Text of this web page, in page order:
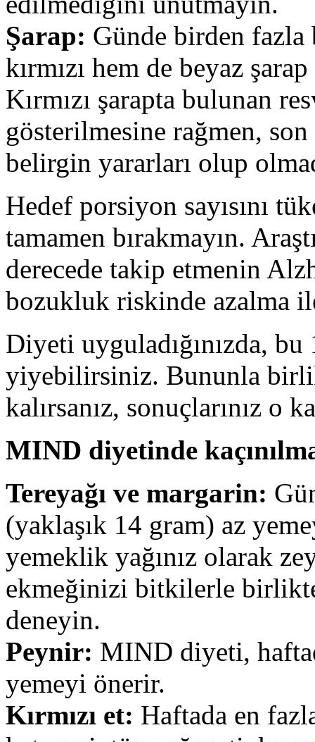
Şarap: Günde birden fazla
kırmızı hem de beyaz
Kırmızı şarapta bulunan
gösterilmesine rağmen,
belirgin yararları olup
Hedef porsiyon sayısını
tamamen bırakmayın.
derecede takip etmenin
bozukluk riskinde azalma
Diyeti uyguladığınızda, bu
yiyebilirsiniz. Bununla
kalırsanız, sonuçlarınız o
MIND diyetinde
Tereyağı ve margarin:
(yaklaşık 14 gram) az
yemeklik yağınız olarak
ekmeğinizi bitkilerle
deneyin.
Peynir: MIND diyeti,
yemeyi önerir.
Kırmızı et: Haftada en